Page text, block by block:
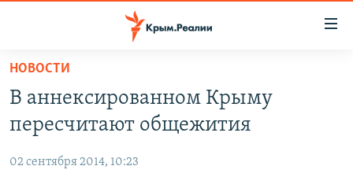
Вернуться
основному
содержанию
Вернутся
СПЕЦПРОЕКТЫ
КАРТА ВОЕННЫХ ОБЪЕКТОВ КРЫМА
ВОДА
ИСТОРИЯ
НОВОСТИ
В аннексированном Крыму
пересчитают общежития
02 сентября 2014, 10:23